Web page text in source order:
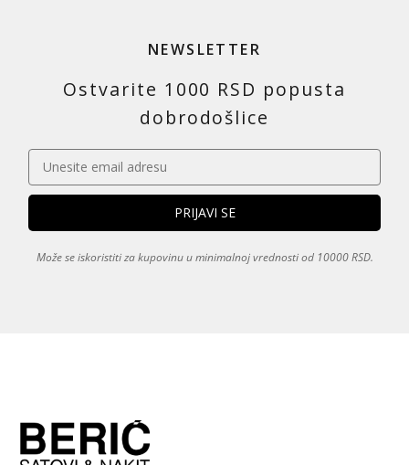
NEWSLETTER
Ostvarite 1000 RSD popusta
dobrodošlice
Može se iskoristiti za kupovinu u minimalnoj vrednosti od 10000 RSD.